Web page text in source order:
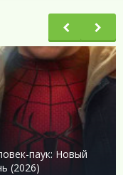
паук: Новый
(2026)